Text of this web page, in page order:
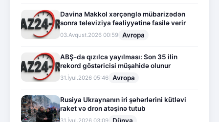
Davina Makkol xərçənglə mübarizədən
sonra televiziya fəaliyyətinə fasilə verir
03.Avqust.2026 00:59 Avropa
ABŞ-da qızılca yayılması: Son 35 ilin
rekord göstəricisi müşahidə olunur
31.İyul.2026 05:46 Avropa
Rusiya Ukraynanın iri şəhərlərini kütləvi
raket və dron atəşinə tutub